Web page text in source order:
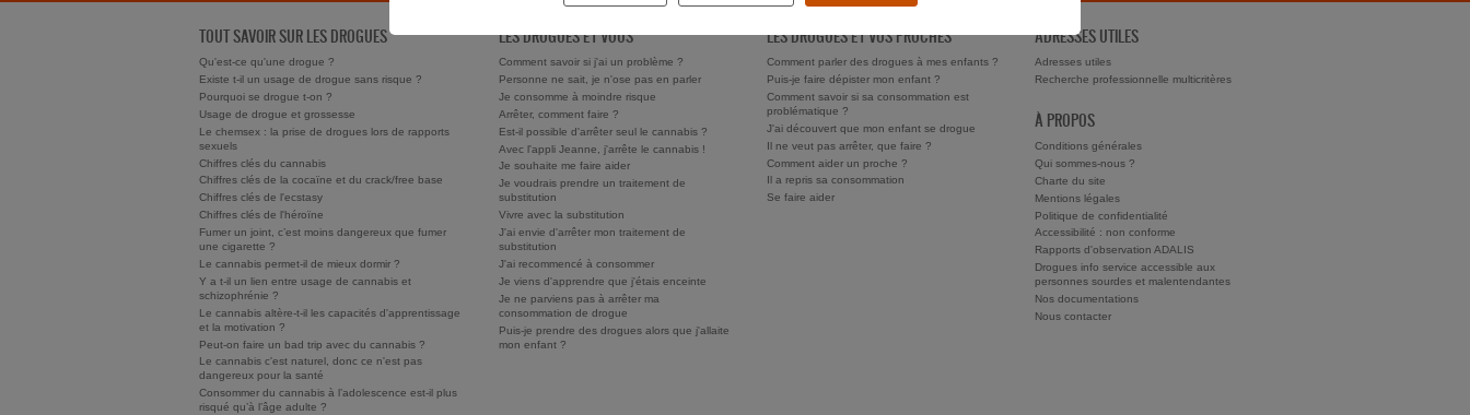
TOUT SAVOIR SUR LES DROGUES
Qu'est-ce qu'une drogue ?
Existe t-il un usage de drogue sans risque ?
Pourquoi se drogue t-on ?
Usage de drogue et grossesse
Le chemsex : la prise de drogues lors de rapports
sexuels
Chiffres clés du cannabis
Chiffres clés de la cocaïne et du crack/free base
Chiffres clés de l'ecstasy
Chiffres clés de l'héroïne
Fumer un joint, c’est moins dangereux que fumer
une cigarette ?
Le cannabis permet-il de mieux dormir ?
Y a t-il un lien entre usage de cannabis et
schizophrénie ?
Le cannabis altère-t-il les capacités d'apprentissage
et la motivation ?
Peut-on faire un bad trip avec du cannabis ?
Le cannabis c'est naturel, donc ce n'est pas
dangereux pour la santé
Consommer du cannabis à l’adolescence est-il plus
risqué qu’à l’âge adulte ?
LES DROGUES ET VOUS
Comment savoir si j'ai un problème ?
Personne ne sait, je n'ose pas en parler
Je consomme à moindre risque
Arrêter, comment faire ?
Est-il possible d'arrêter seul le cannabis ?
Avec l'appli Jeanne, j'arrête le cannabis !
Je souhaite me faire aider
Je voudrais prendre un traitement de
substitution
Vivre avec la substitution
J'ai envie d'arrêter mon traitement de
substitution
J'ai recommencé à consommer
Je viens d'apprendre que j'étais enceinte
Je ne parviens pas à arrêter ma
consommation de drogue
Puis-je prendre des drogues alors que j'allaite
mon enfant ?
LES DROGUES ET VOS PROCHES
Comment parler des drogues à mes enfants ?
Puis-je faire dépister mon enfant ?
Comment savoir si sa consommation est
problématique ?
J'ai découvert que mon enfant se drogue
Il ne veut pas arrêter, que faire ?
Comment aider un proche ?
Il a repris sa consommation
Se faire aider
ADRESSES UTILES
Adresses utiles
Recherche professionnelle multicritères
À PROPOS
Conditions générales
Qui sommes-nous ?
Charte du site
Mentions légales
Politique de confidentialité
Accessibilité : non conforme
Rapports d'observation ADALIS
Drogues info service accessible aux
personnes sourdes et malentendantes
Nos documentations
Nous contacter